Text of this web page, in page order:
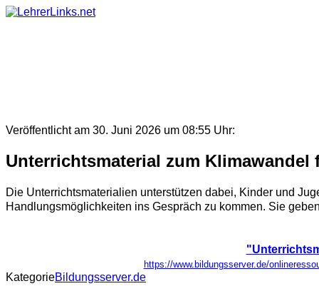
Skip
Veröffentlicht am 30. Juni 2026 um 08:55 Uhr:
Unterrichtsmaterial zum
Die Unterrichtsmaterialien unterstützen dabei, Kinder und
Handlungsmöglichkeiten ins Gespräch zu kommen. Sie
https://www.bildungsserver.de/
KategorieBildungsserver.de